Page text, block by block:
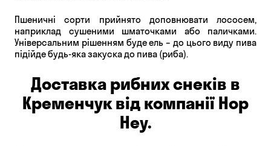
Пшеничні сорти прийнято доповнювати лососем,
наприклад сушеними шматочками або паличками.
Універсальним рішенням буде ель – до цього виду пива
підійде будь-яка закуска до пива (риба).
Доставка рибних снеків в
Кременчук від компанії Hop
Hey.